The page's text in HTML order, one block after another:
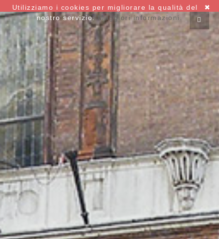
✖
Utilizziamo i cookies per migliorare la qualità del
nostro servizio. Maggiori informazioni.